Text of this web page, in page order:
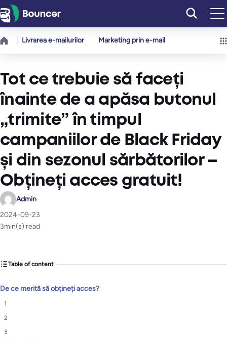
Sari
la
conținut
Livrarea e-mailurilor Marketing prin e-mail
Tot ce trebuie să faceți
înainte de a apăsa butonul
„trimite” în timpul
campaniilor de Black Friday
și din sezonul sărbătorilor –
Obțineți acces gratuit!
Admin
2024-09-23
3min(s) read
Table of content
De ce merită să obțineți acces?
1
2
3